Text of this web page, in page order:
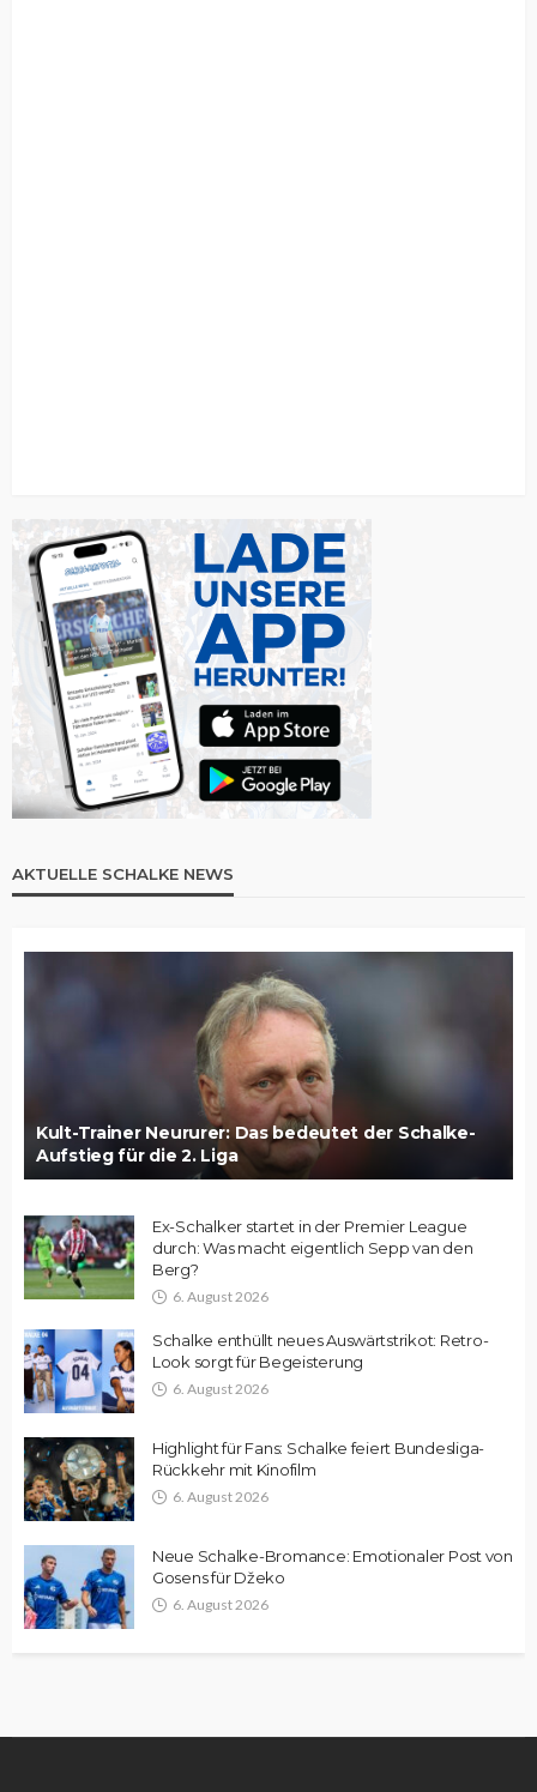
AKTUELLE SCHALKE NEWS
Kult-Trainer Neururer: Das bedeutet der Schalke-
Aufstieg für die 2. Liga
Ex-Schalker startet in der Premier League
durch: Was macht eigentlich Sepp van den
Berg?
6. August 2026
Schalke enthüllt neues Auswärtstrikot: Retro-
Look sorgt für Begeisterung
6. August 2026
Highlight für Fans: Schalke feiert Bundesliga-
Rückkehr mit Kinofilm
6. August 2026
Neue Schalke-Bromance: Emotionaler Post von
Gosens für Džeko
6. August 2026